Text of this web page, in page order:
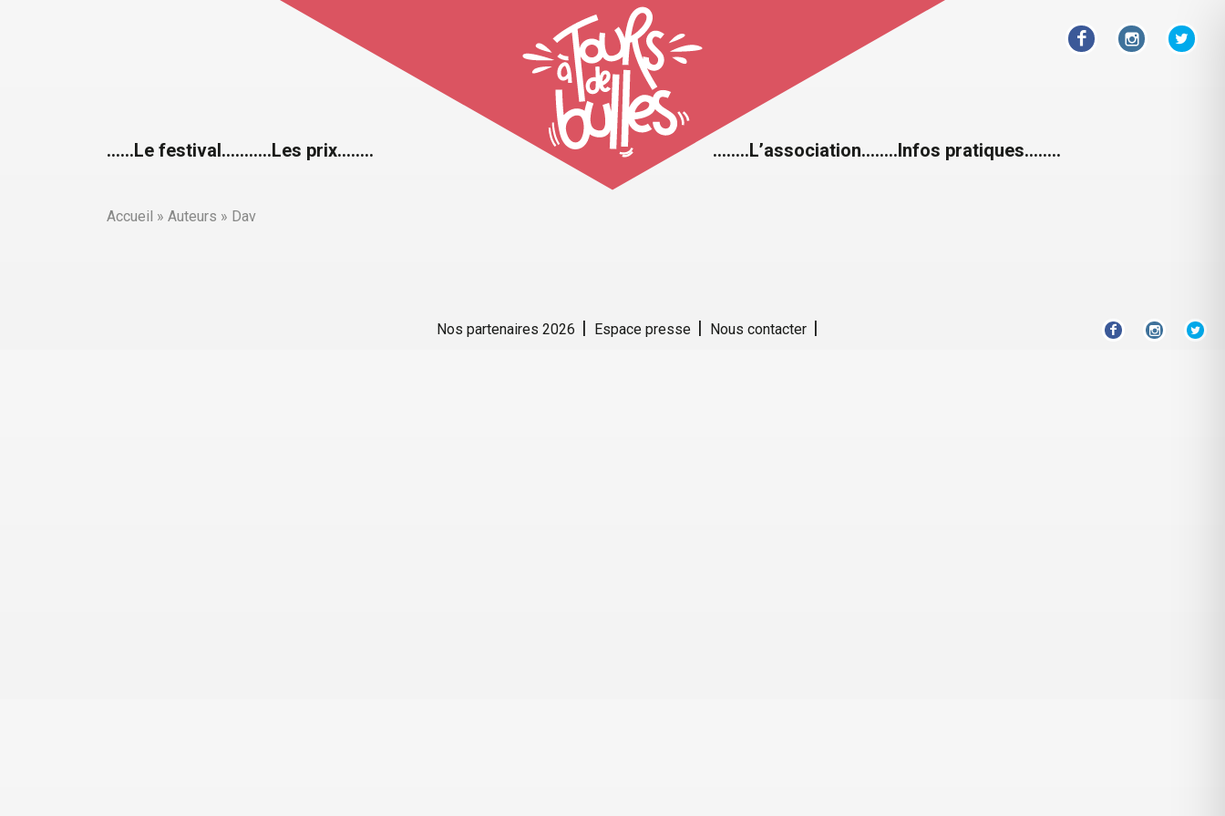
……Le festival….…….Les prix…….. ……..L’association……..Infos pratiques……..
Accueil » Auteurs » Dav
Nos partenaires 2026 Espace presse Nous contacter